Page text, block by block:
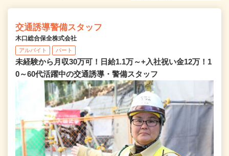
交通誘導警備スタッフ
木口総合保全株式会社
アルバイト パート
未経験から月収30万可！日給1.1万～+入社祝い金12万！1
0～60代活躍中の交通誘導・警備スタッフ